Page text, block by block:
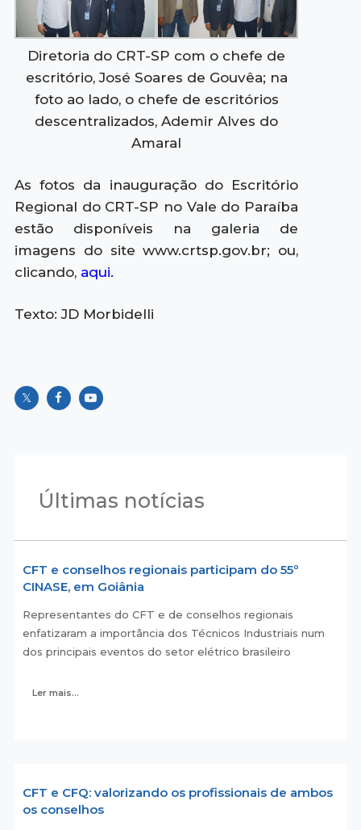
Diretoria do CRT-SP com o chefe de
escritório, José Soares de Gouvêa; na
foto ao lado, o chefe de escritórios
descentralizados, Ademir Alves do
Amaral
As fotos da inauguração do Escritório
Regional do CRT-SP no Vale do Paraíba
estão disponíveis na galeria de
imagens do site www.crtsp.gov.br; ou,
clicando, aqui.
Texto: JD Morbidelli
Últimas notícias
CFT e conselhos regionais participam do 55º
CINASE, em Goiânia
Representantes do CFT e de conselhos regionais
enfatizaram a importância dos Técnicos Industriais num
dos principais eventos do setor elétrico brasileiro
Ler mais...
CFT e CFQ: valorizando os profissionais de ambos
os conselhos